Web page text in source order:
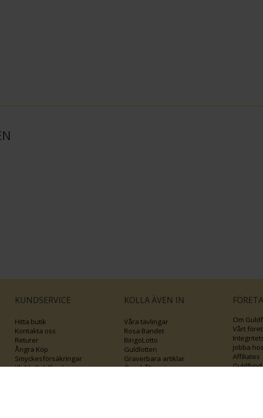
KUNDSERVICE
Hitta butik
Kontakta oss
Returer
Ångra Köp
Smyckesförsäkringar
Klubb Guldfynd
KOLLA ÄVEN IN
Våra tävlingar
Rosa Bandet
BingoLotto
Guldlotten
Graverbara artiklar
Öronhåltagning
Om
Vårt
Jobba
Affiliates